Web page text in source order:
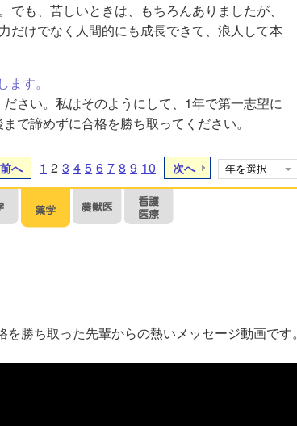
も、苦しいときは、もちろんありましたが、
だけでなく人間的にも成長できて、浪人して本
す。
さい。私はそのようにして、1年で第一志望に
で諦めずに合格を勝ち取ってください。
前へ 1 2 3 4 5 6 7 8 9 10 次へ
勝ち取った先輩からの熱いメッセージ動画です。